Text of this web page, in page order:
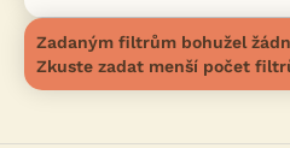
Zadaným filtrům bohužel
Zkuste zadat menší počet